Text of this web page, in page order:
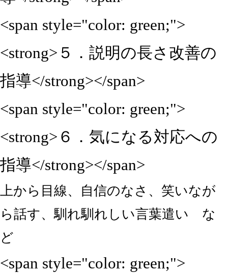
<span style="color: green;">
<strong>５．説明の長さ改善の
指導</strong></span>
<span style="color: green;">
<strong>６．気になる対応への
指導</strong></span>
上から目線、自信のなさ、笑いなが
ら話す、馴れ馴れしい言葉遣い な
ど
<span style="color: green;">